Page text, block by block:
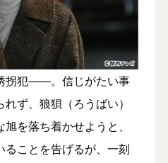
拐犯――。信じがたい事
ず、狼狽（ろうばい）
を落ち着かせようと、
ことを告げるが、一刻